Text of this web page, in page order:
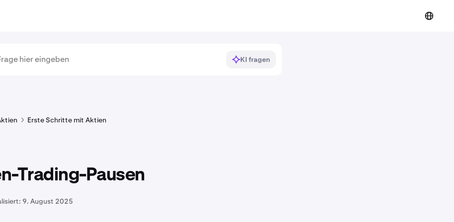
KI fragen
Erste Schritte mit Aktien
Trading-Pausen
9. August 2025